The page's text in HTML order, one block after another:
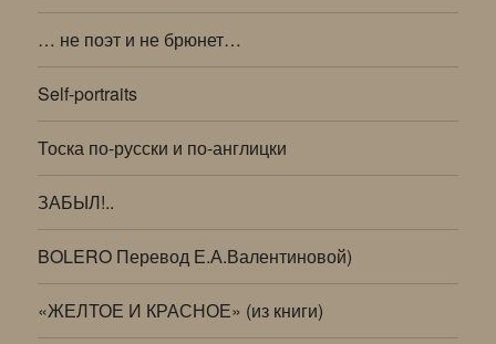
… не поэт и не брюнет…
Self-portraits
Тоска по-русски и по-англицки
ЗАБЫЛ!..
BOLERO Перевод Е.А.Валентиновой)
«ЖЕЛТОЕ И КРАСНОЕ» (из книги)